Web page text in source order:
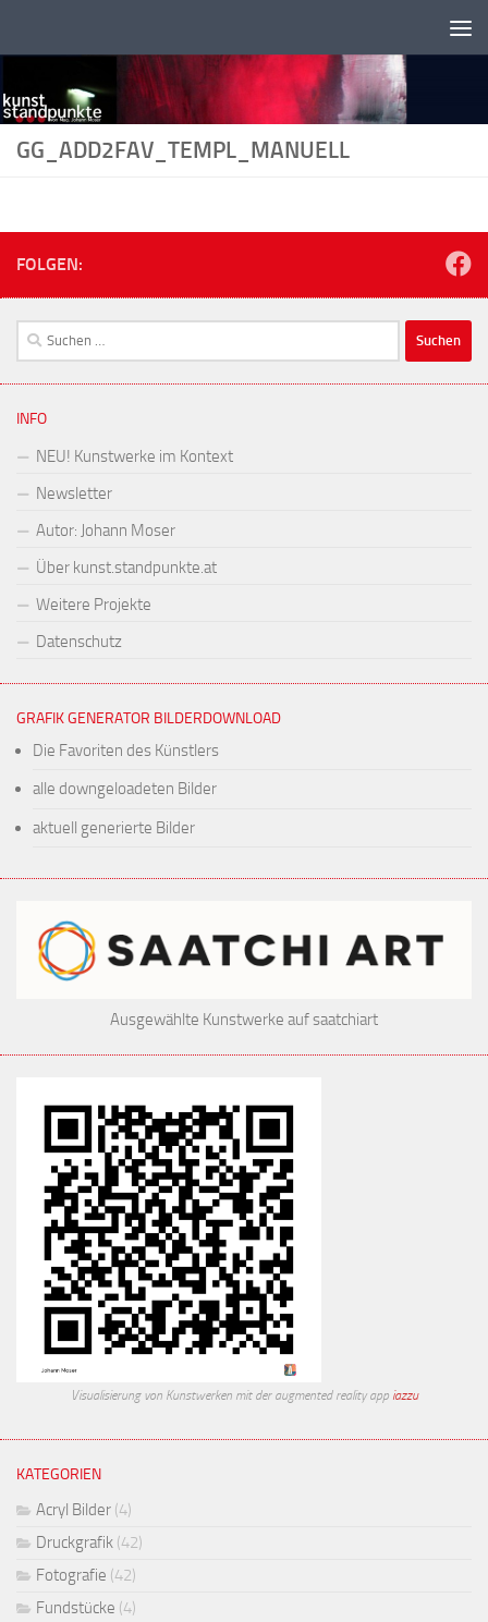
GG_ADD2FAV_TEMPL_MANUELL
FOLGEN:
Suchen
nach:
INFO
NEU! Kunstwerke im Kontext
Newsletter
Autor: Johann Moser
Über kunst.standpunkte.at
Weitere Projekte
Datenschutz
GRAFIK GENERATOR BILDERDOWNLOAD
Die Favoriten des Künstlers
alle downgeloadeten Bilder
aktuell generierte Bilder
Ausgewählte Kunstwerke auf saatchiart
Visualisierung von Kunstwerken mit der augmented reality app iazzu
KATEGORIEN
Acryl Bilder (4)
Druckgrafik (42)
Fotografie (42)
Fundstücke (4)